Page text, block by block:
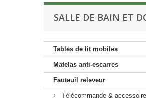
SALLE DE BAIN ET
Tables de lit mobiles
Matelas anti-escarres
Fauteuil releveur
Télécommande &